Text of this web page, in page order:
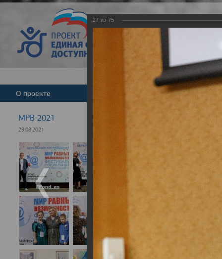
Версия для
О проекте Новости
МРВ 2021
29.08.2021
27 из 75